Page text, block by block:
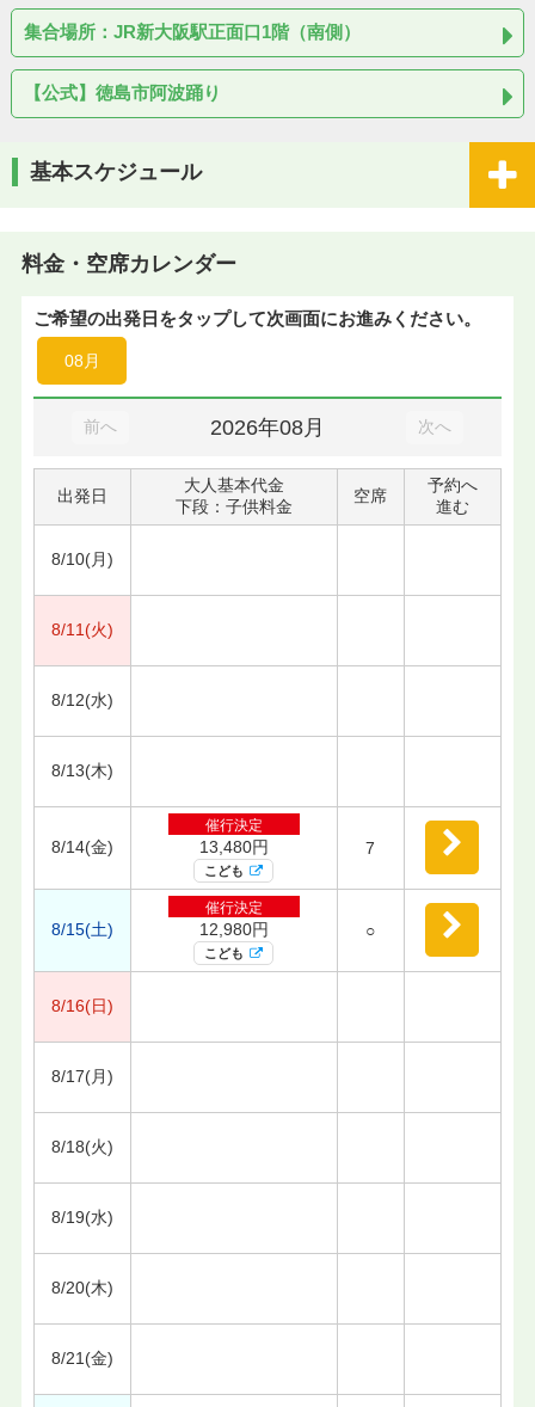
集合場所：JR新大阪駅正面口1階（南側）
【公式】徳島市阿波踊り
基本スケジュール
料金・空席カレンダー
ご希望の出発日をタップして次画面にお進みください。
08月
前へ 2026年08月 次へ
出発日
大人基本代金
下段：子供料金
空席
予約へ
進む
8/10(月)
8/11(火)
8/12(水)
8/13(木)
8/14(金)
催行決定
13,480円
こども
7
8/15(土)
催行決定
12,980円
こども
○
8/16(日)
8/17(月)
8/18(火)
8/19(水)
8/20(木)
8/21(金)